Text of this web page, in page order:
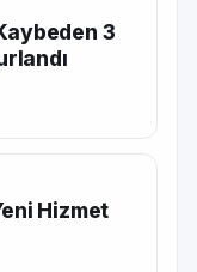
3
Hizmet